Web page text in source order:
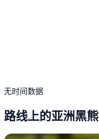
无时间数据
路线上的亚洲黑熊